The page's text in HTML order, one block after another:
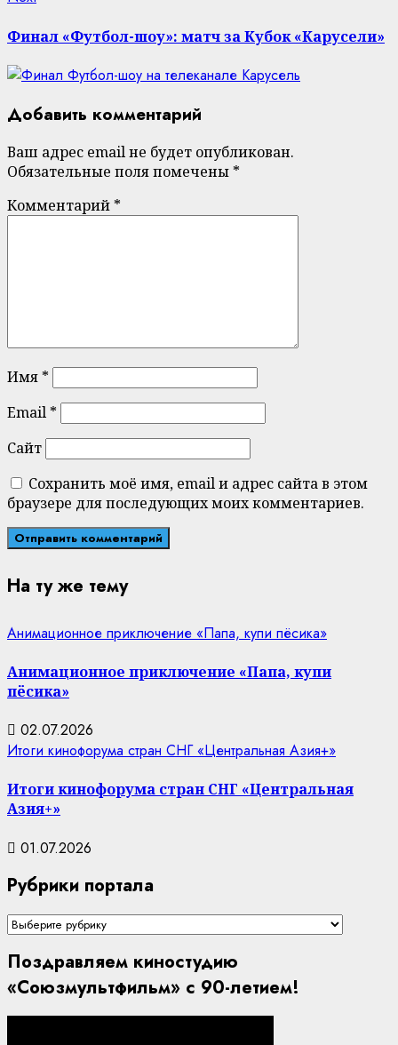
Финал «Футбол-шоу»: матч за Кубок «Карусели»
Добавить комментарий
Ваш адрес email не будет опубликован.
Обязательные поля помечены *
Комментарий *
Имя *
Email *
Сайт
Сохранить моё имя, email и адрес сайта в этом
браузере для последующих моих комментариев.
На ту же тему
Анимационное приключение «Папа, купи пёсика»
Анимационное приключение «Папа, купи
пёсика»
02.07.2026
Итоги кинофорума стран СНГ «Центральная Азия+»
Итоги кинофорума стран СНГ «Центральная
Азия+»
01.07.2026
Рубрики портала
Рубрики
Поздравляем киностудию
«Союзмультфильм» с 90-летием!